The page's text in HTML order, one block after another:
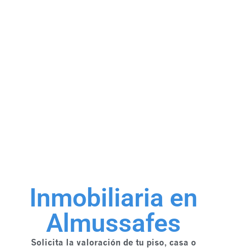
Inmobiliaria en
Almussafes
Solicita la valoración de tu piso, casa o